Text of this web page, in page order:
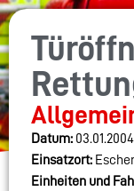
Datum:
Einsatzort:
Einheiten und